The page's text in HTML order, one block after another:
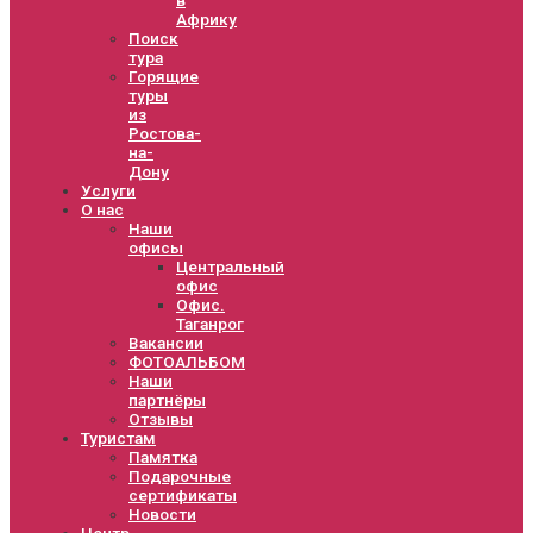
Африку
Поиск
тура
Горящие
туры
из
Ростова-
на-
Дону
Услуги
О нас
Наши
офисы
Центральный
офис
Офис.
Таганрог
Вакансии
ФОТОАЛЬБОМ
Наши
партнёры
Отзывы
Туристам
Памятка
Подарочные
сертификаты
Новости